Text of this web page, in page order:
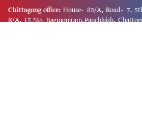
Chittagong office: House-85/A, Road-7,
R/A, 15 No. Bagmoniram,Panchlaish,